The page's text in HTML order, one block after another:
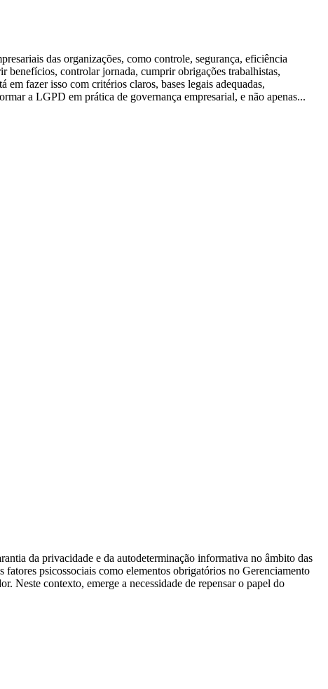
das organizações, como controle, segurança, eficiência
benefícios, controlar jornada, cumprir obrigações trabalhistas,
fazer isso com critérios claros, bases legais adequadas,
a LGPD em prática de governança empresarial, e não apenas...
da privacidade e da autodeterminação informativa no âmbito das
psicossociais como elementos obrigatórios no Gerenciamento
Neste contexto, emerge a necessidade de repensar o papel do